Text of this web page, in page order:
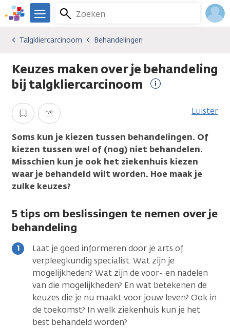
Overslaan
en
gaan
We
er
je.
Kanker.nl
Zoeken
Menu
Kankersoorten
Talgkliercarcinoom
Behandelingen
Talgkliercarcinoom Behandelingen
Keuzes maken over je behandeling
bij talgkliercarcinoom
informatie
Opslaan Delen Luister
Soms kun je kiezen tussen behandelingen. Of
kiezen tussen wel of (nog) niet behandelen.
Misschien kun je ook het ziekenhuis kiezen
waar je behandeld wilt worden. Hoe maak je
zulke keuzes?
5 tips om beslissingen te nemen over je
behandeling
Laat je goed informeren door je arts of
verpleegkundig specialist. Wat zijn je
mogelijkheden? Wat zijn de voor- en nadelen
van die mogelijkheden? En wat betekenen de
keuzes die je nu maakt voor jouw leven? Ook in
de toekomst? In welk ziekenhuis kun je het
best behandeld worden?